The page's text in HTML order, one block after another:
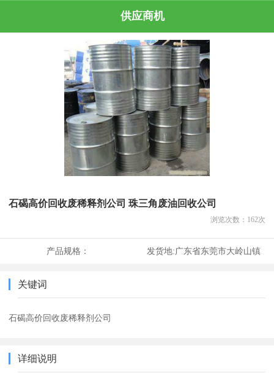
供应商机
石碣高价回收废稀释剂公司 珠三角废油回收公司
浏览次数： 162次
产品规格： 发货地:广东省东莞市大岭山镇
关键词
石碣高价回收废稀释剂公司
详细说明